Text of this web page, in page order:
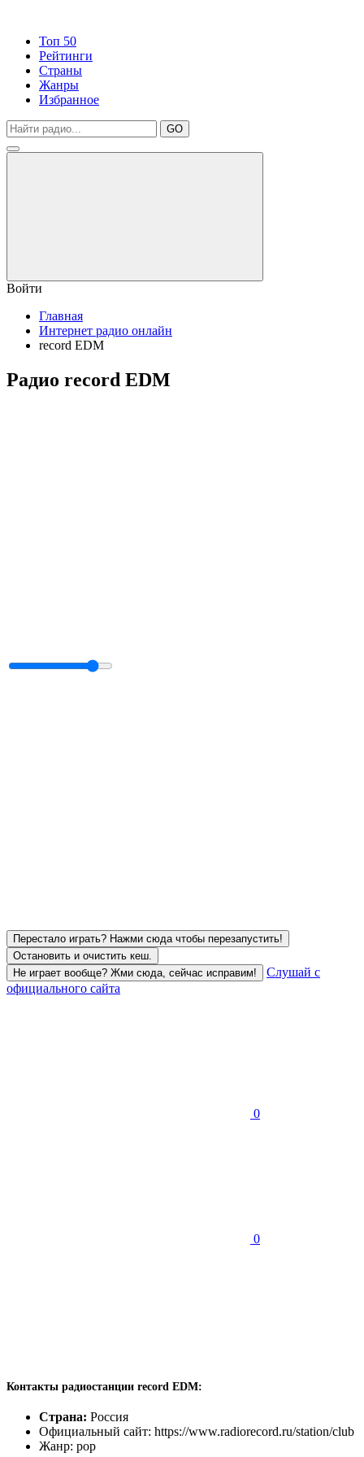
Топ 50
Рейтинги
Страны
Жанры
Избранное
GO
Войти
Главная
Интернет радио онлайн
record EDM
Радио record EDM
Перестало играть? Нажми сюда чтобы перезапустить!
Остановить и очистить кеш.
Не играет вообще? Жми сюда, сейчас исправим!
Слушай с
официального сайта
0
0
Контакты радиостанции record EDM:
Страна: Россия
Официальный сайт: https://www.radiorecord.ru/station/club
Жанр: pop